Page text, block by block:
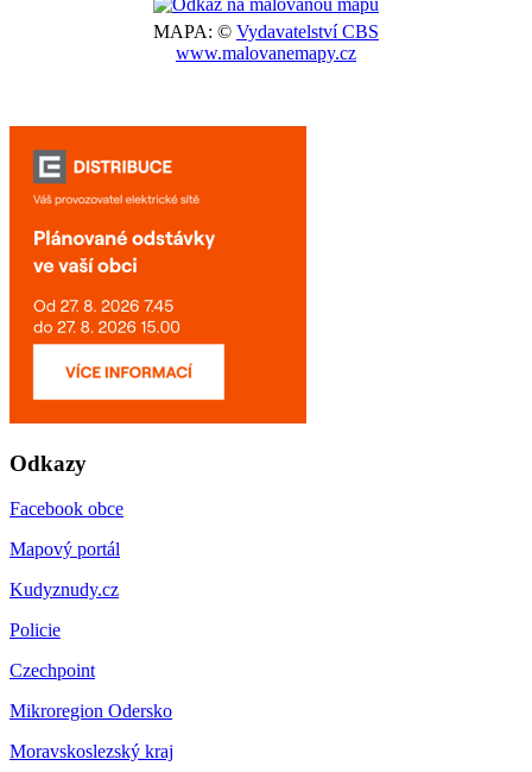
MAPA: © Vydavatelství CBS
www.malovanemapy.cz
Odkazy
Facebook obce
Mapový portál
Kudyznudy.cz
Policie
Czechpoint
Mikroregion Odersko
Moravskoslezský kraj